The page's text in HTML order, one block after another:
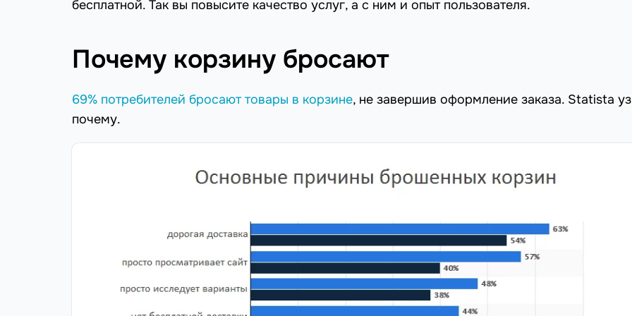
бесплатной. Так вы повысите качество услуг, а с ним и опыт пользователя.
Почему корзину бросают
69% потребителей бросают товары в корзине, не завершив оформление заказа. Statista
почему.